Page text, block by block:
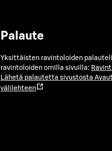
Palaute
Yksittäisten ravintoloiden
ravintoloiden omilla sivuilla:
Lähetä palautetta sivustosta
välilehteen